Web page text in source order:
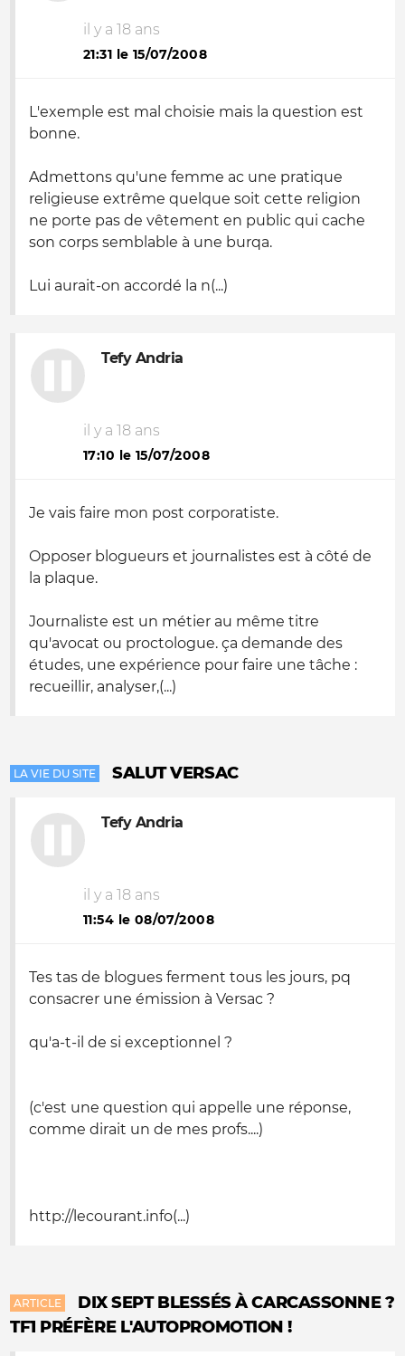
il y a 18 ans
21:31 le 15/07/2008
L'exemple est mal choisie mais la question est
bonne.
Admettons qu'une femme ac une pratique
religieuse extrême quelque soit cette religion
ne porte pas de vêtement en public qui cache
son corps semblable à une burqa.
Lui aurait-on accordé la n(...)
Tefy Andria
il y a 18 ans
17:10 le 15/07/2008
Je vais faire mon post corporatiste.
Opposer blogueurs et journalistes est à côté de
la plaque.
Journaliste est un métier au même titre
qu'avocat ou proctologue. ça demande des
études, une expérience pour faire une tâche :
recueillir, analyser,(...)
LA VIE DU SITE SALUT VERSAC
Tefy Andria
il y a 18 ans
11:54 le 08/07/2008
Tes tas de blogues ferment tous les jours, pq
consacrer une émission à Versac ?
qu'a-t-il de si exceptionnel ?
(c'est une question qui appelle une réponse,
comme dirait un de mes profs....)
http://lecourant.info(...)
ARTICLE
DIX SEPT BLESSÉS À CARCASSONNE ?
TF1 PRÉFÈRE L'AUTOPROMOTION !